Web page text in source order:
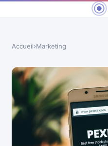
Accueil›Marketing